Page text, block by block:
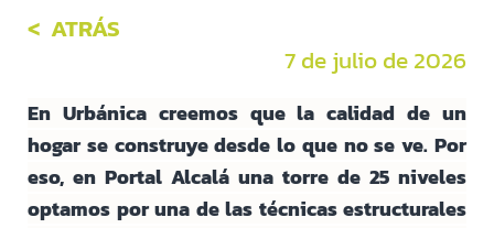
< ATRÁS
7 de julio de 2026
En Urbánica creemos que la calidad de un
hogar se construye desde lo que no se ve. Por
eso, en Portal Alcalá una torre de 25 niveles
optamos por una de las técnicas estructurales